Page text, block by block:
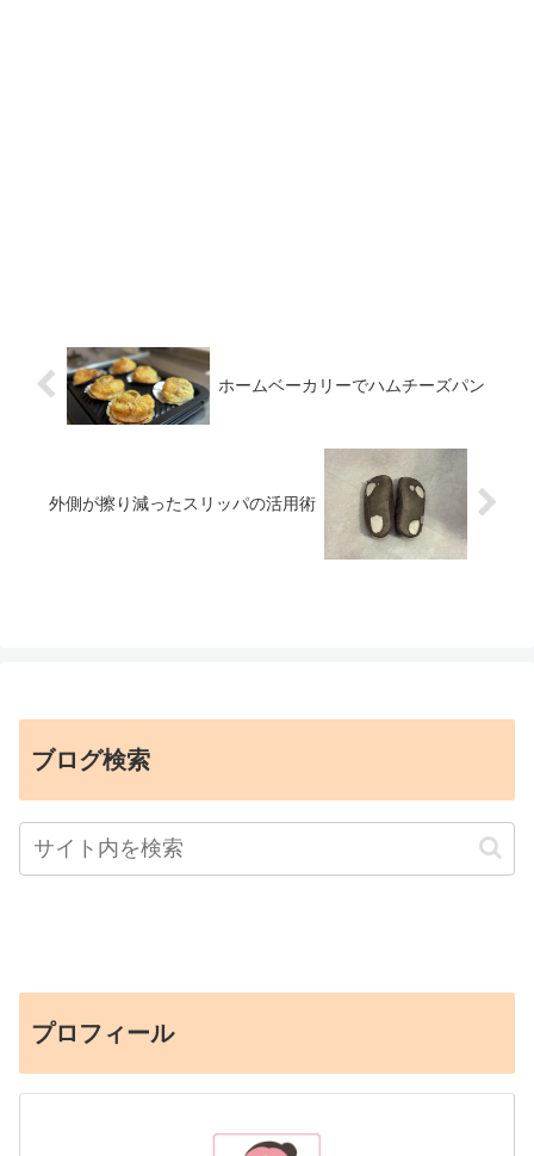
ホームベーカリーでハムチーズパン
外側が擦り減ったスリッパの活用術
ブログ検索
プロフィール